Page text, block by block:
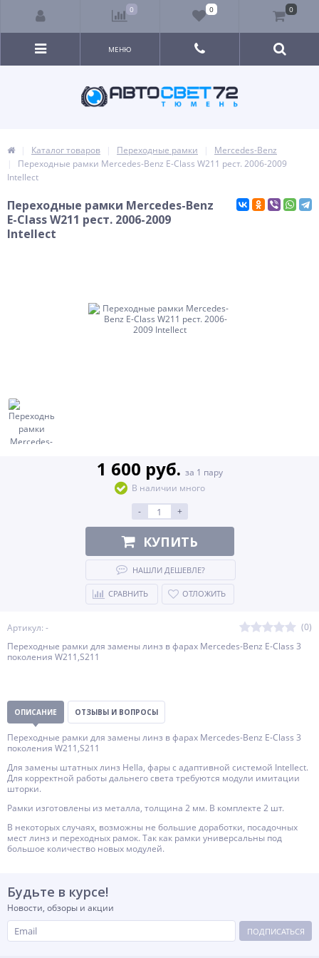
МЕНЮ
Каталог товаров Переходные рамки
Mercedes-Benz
Переходные рамки Mercedes-Benz E-Class W211 рест. 2006-2009
Intellect
Переходные рамки Mercedes-Benz
E-Class W211 рест. 2006-2009
Intellect
Артикул: -
(0)
Переходные рамки для замены линз в фарах Mercedes-Benz E-Class 3
поколения W211,S211
1 600 руб. за 1 пару
В наличии много
-
+
КУПИТЬ
НАШЛИ ДЕШЕВЛЕ?
СРАВНИТЬ ОТЛОЖИТЬ
ОПИСАНИЕ ОТЗЫВЫ И ВОПРОСЫ
Переходные рамки для замены линз в фарах Mercedes-Benz E-Class 3
поколения W211,S211
Для замены штатных линз Hella, фары с адаптивной системой Intellect.
Для корректной работы дальнего света требуются модули имитации
шторки.
Рамки изготовлены из металла, толщина 2 мм. В комплекте 2 шт.
В некоторых случаях, возможны не большие доработки, посадочных
мест линз и переходных рамок. Так как рамки универсальны под
большое количество новых модулей.
Будьте в курсе!
Новости, обзоры и акции
ПОДПИСАТЬСЯ
0 0 0